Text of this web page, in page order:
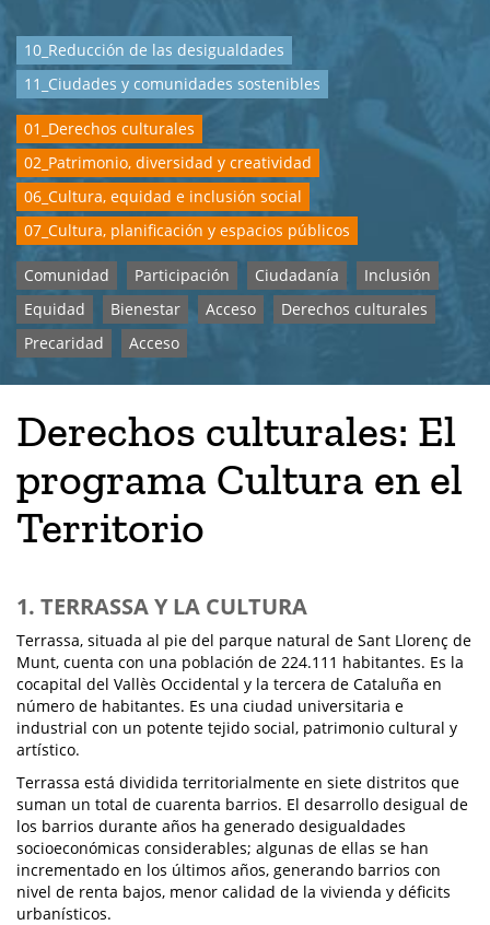
10_Reducción de las desigualdades
11_Ciudades y comunidades sostenibles
01_Derechos culturales
02_Patrimonio, diversidad y creatividad
06_Cultura, equidad e inclusión social
07_Cultura, planificación y espacios públicos
Comunidad Participación Ciudadanía
Inclusión
Equidad
Bienestar Acceso
Derechos culturales
Precaridad
Acceso
Derechos culturales: El
programa Cultura en el
Territorio
1. TERRASSA Y LA CULTURA
Terrassa, situada al pie del parque natural de Sant Llorenç de
Munt, cuenta con una población de 224.111 habitantes. Es la
cocapital del Vallès Occidental y la tercera de Cataluña en
número de habitantes. Es una ciudad universitaria e
industrial con un potente tejido social, patrimonio cultural y
artístico.
Terrassa está dividida territorialmente en siete distritos que
suman un total de cuarenta barrios. El desarrollo desigual de
los barrios durante años ha generado desigualdades
socioeconómicas considerables; algunas de ellas se han
incrementado en los últimos años, generando barrios con
nivel de renta bajos, menor calidad de la vivienda y déficits
urbanísticos.